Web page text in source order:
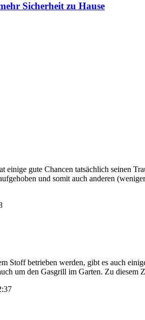
Sicherheit zu Hause
gute Chancen tat­sächlich seinen
und somit auch anderen
betrieben werden, gibt es auch
um den Gasgrill im Garten. Zu